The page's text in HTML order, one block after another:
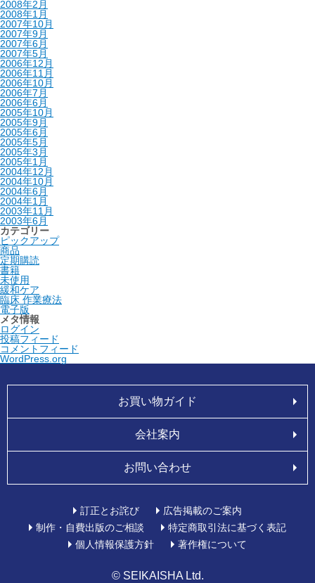
2008年2月
2008年1月
2007年10月
2007年9月
2007年6月
2007年5月
2006年12月
2006年11月
2006年10月
2006年7月
2006年6月
2005年10月
2005年9月
2005年6月
2005年5月
2005年3月
2005年1月
2004年12月
2004年10月
2004年6月
2004年1月
2003年11月
2003年6月
カテゴリー
ピックアップ
商品
定期購読
書籍
未使用
緩和ケア
臨床 作業療法
電子版
メタ情報
ログイン
投稿フィード
コメントフィード
WordPress.org
お買い物ガイド
会社案内
お問い合わせ
訂正とお詫び
広告掲載のご案内
制作・自費出版のご相談
特定商取引法に基づく表記
個人情報保護方針
著作権について
© SEIKAISHA Ltd.